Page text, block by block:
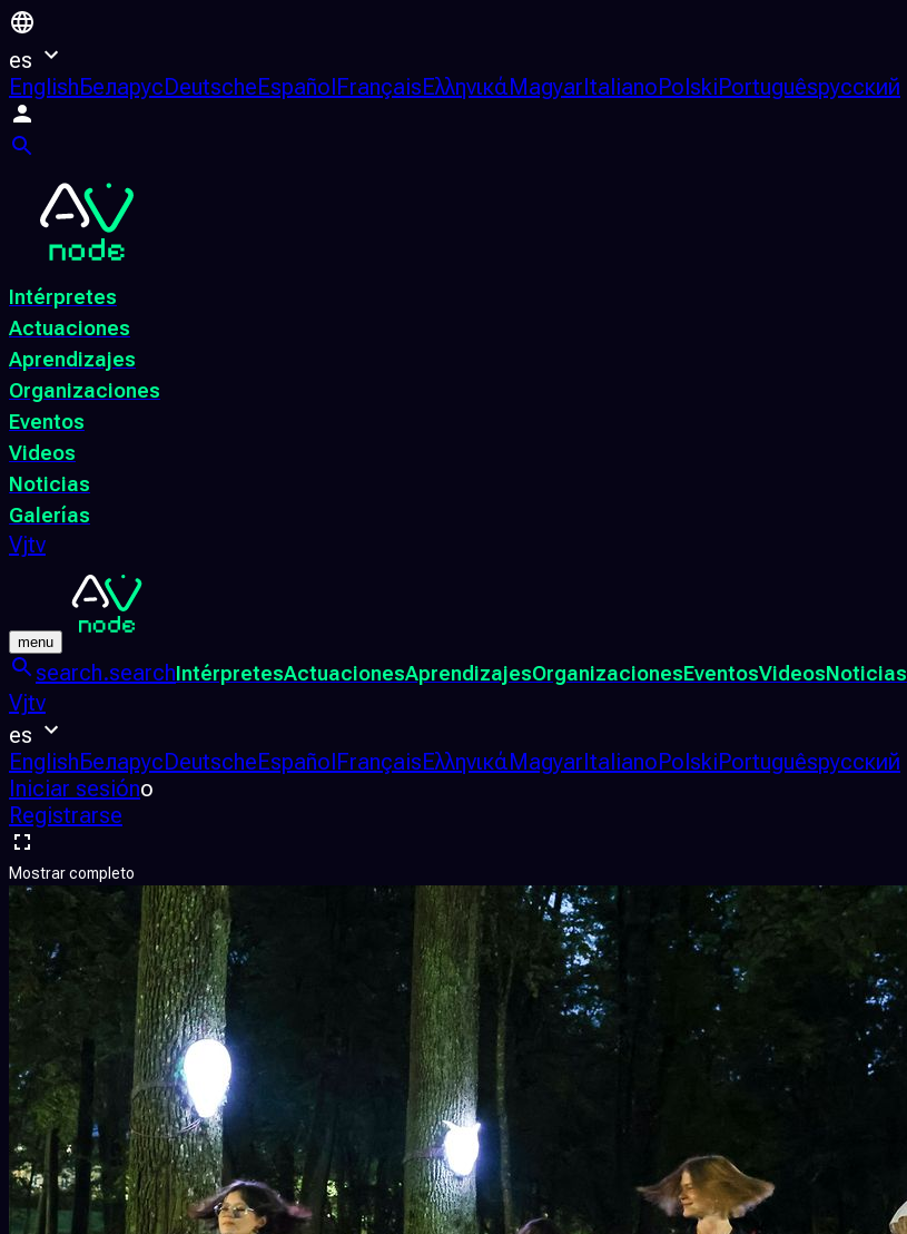
es
EnglishБеларусDeutscheEspañolFrançaisΕλληνικάMagyarItalianoPolskiPortuguêsрусский
Intérpretes
Actuaciones
Aprendizajes
Organizaciones
Eventos
Videos
Noticias
Galerías
Vjtv
menu
search.searchIntérpretesActuacionesAprendizajesOrganizacionesEventosVideosNoticias
Vjtv
es
EnglishБеларусDeutscheEspañolFrançaisΕλληνικάMagyarItalianoPolskiPortuguêsрусский
Iniciar sesióno
Registrarse
Mostrar completo